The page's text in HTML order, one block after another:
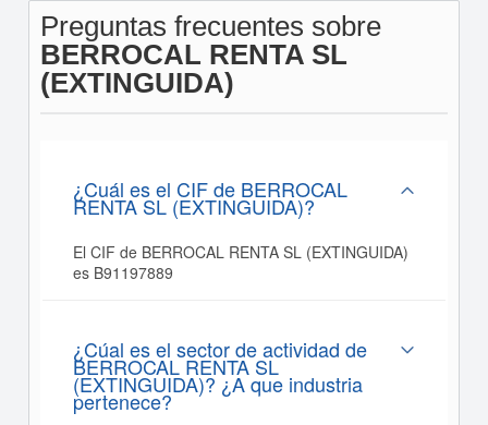
Preguntas frecuentes sobre
BERROCAL RENTA SL
(EXTINGUIDA)
¿Cuál es el CIF de BERROCAL
RENTA SL (EXTINGUIDA)?
El CIF de BERROCAL RENTA SL (EXTINGUIDA)
es B91197889
¿Cúal es el sector de actividad de
BERROCAL RENTA SL
(EXTINGUIDA)? ¿A que industria
pertenece?